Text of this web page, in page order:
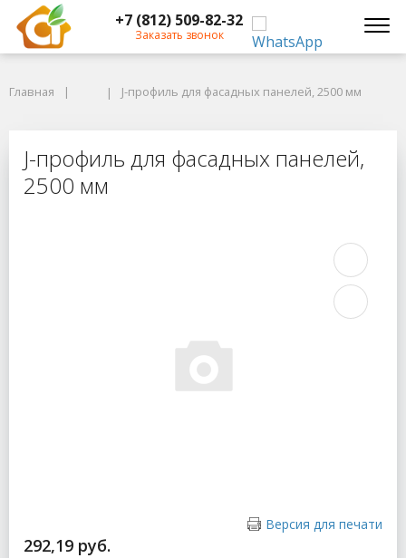
+7 (812) 509-82-32
Заказать звонок
J-профиль для фасадных панелей, 2500 мм
Главная J-профиль для фасадных панелей, 2500 мм
J-профиль для фасадных панелей,
2500 мм
Версия для печати
292,19 руб.